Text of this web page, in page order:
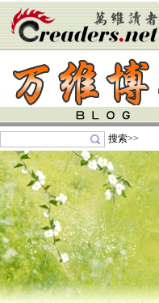
搜索>>